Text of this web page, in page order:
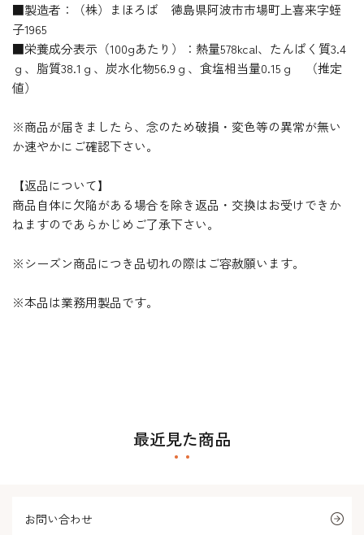
■製造者：（株）まほろば 徳島県阿波市市場町上喜来字蛭
子1965
■栄養成分表示（100gあたり）：熱量578kcal、たんぱく質3.4
ｇ、脂質38.1ｇ、炭水化物56.9ｇ、食塩相当量0.15ｇ （推定
値）
※商品が届きましたら、念のため破損・変色等の異常が無い
か速やかにご確認下さい。
【返品について】
商品自体に欠陥がある場合を除き返品・交換はお受けできか
ねますのであらかじめご了承下さい。
※シーズン商品につき品切れの際はご容赦願います。
※本品は業務用製品です。
最近見た商品
お問い合わせ